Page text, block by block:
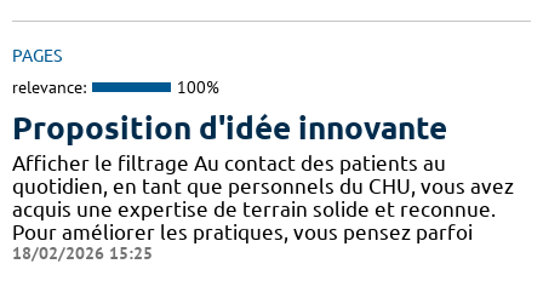
PAGES
relevance: 100%
Proposition d'idée innovante
Afficher le filtrage Au contact des patients au
quotidien, en tant que personnels du CHU, vous avez
acquis une expertise de terrain solide et reconnue.
Pour améliorer les pratiques, vous pensez parfoi
18/02/2026 15:25